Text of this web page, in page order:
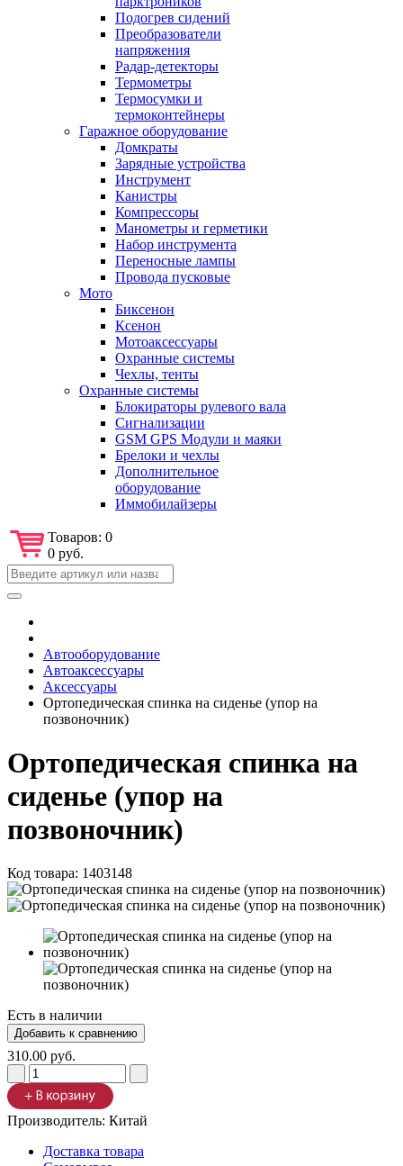
Подогрев сидений
Преобразователи
напряжения
Радар-детекторы
Термометры
Термосумки и
термоконтейнеры
Гаражное оборудование
Домкраты
Зарядные устройства
Инструмент
Канистры
Компрессоры
Манометры и герметики
Набор инструмента
Переносные лампы
Провода пусковые
Мото
Биксенон
Ксенон
Мотоаксессуары
Охранные системы
Чехлы, тенты
Охранные системы
Блокираторы рулевого вала
Сигнализации
GSM GPS Модули и маяки
Брелоки и чехлы
Дополнительное
оборудование
Иммобилайзеры
Товаров: 0
0 руб.
Автооборудование
Автоаксессуары
Аксессуары
Ортопедическая спинка на сиденье (упор на
позвоночник)
Ортопедическая спинка на
сиденье (упор на
позвоночник)
Код товара: 1403148
Есть в наличии
310.00 руб.
Производитель: Китай
Доставка товара